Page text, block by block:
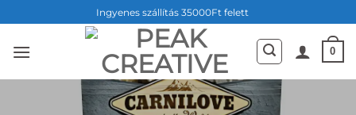
to
content
Ingyenes szállítás 35000Ft felett
0